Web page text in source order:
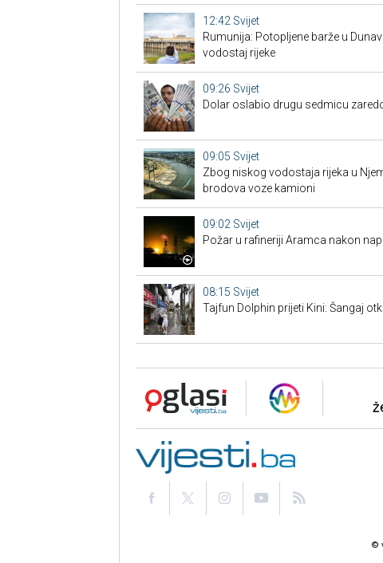
12:42 Svijet
Rumunija: Potopljene barže u
vodostaj rijeke
09:26 Svijet
Dolar oslabio drugu sedmicu
09:05 Svijet
Zbog niskog vodostaja rijeka u
brodova voze kamioni
09:02 Svijet
Požar u rafineriji Aramca nakon
08:15 Svijet
Tajfun Dolphin prijeti Kini: Šangaj
©